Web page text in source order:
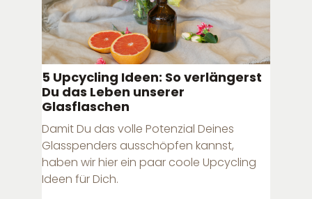
5 Upcycling Ideen: So verlängerst
Du das Leben unserer
Glasflaschen
Damit Du das volle Potenzial Deines
Glasspenders ausschöpfen kannst,
haben wir hier ein paar coole Upcycling
Ideen für Dich.